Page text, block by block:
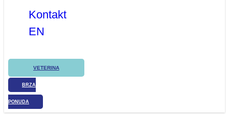
Kontakt
EN
VETERINA
BRZA
PONUDA